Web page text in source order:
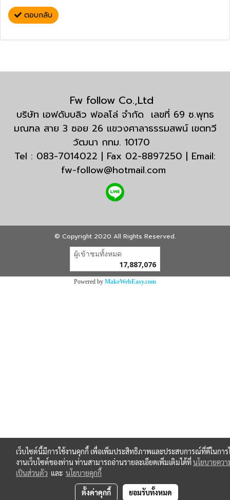
ตอบกลับ
Fw follow Co.,Ltd
บริษัท เอฟดับบลิว ฟอลโล่ จำกัด เลขที่ 69 ซ.พุทธ
มณฑล สาย 3 ซอย 26 แขวงศาลาธรรมสพน์ เขตทวี
วัฒนา กทม. 10170
Tel : 083-7014022 | Fax 02-8897250 | Email:
fw-follow@hotmail.com
© Copyright 2020 All Rights Reserved.
ผู้เข้าชมวันนี้
Powered byMakeWebEasy.com
เว็บไซต์นี้มีการใช้งานคุกกี้ เพื่อเพิ่มประสิทธิภาพและประสบการณ์ที่ดีในการ
งานเว็บไซต์ของท่าน ท่านสามารถอ่านรายละเอียดเพิ่มเติมได้ที่นโยบายคว
เป็นส่วนตัว และ นโยบายคุกกี้
ตั้งค่าคุกกี้ ยอมรับทั้งหมด